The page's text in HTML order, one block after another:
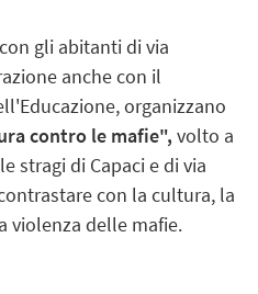
gli abitanti di via
anche con il
organizzano
contro le mafie",volto a
stragi di Capaci e di via
con la cultura, la
violenza delle mafie.